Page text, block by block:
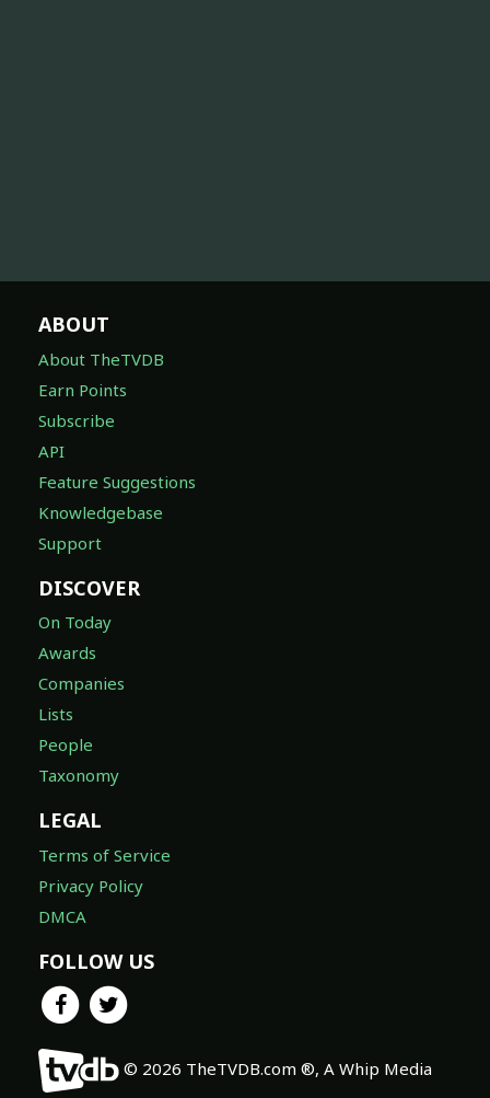
ABOUT
About TheTVDB
Earn Points
Subscribe
API
Feature Suggestions
Knowledgebase
Support
DISCOVER
On Today
Awards
Companies
Lists
People
Taxonomy
LEGAL
Terms of Service
Privacy Policy
DMCA
FOLLOW US
© 2026 TheTVDB.com ®, A Whip Media